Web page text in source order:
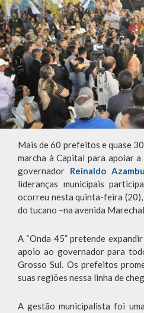
Mais de 60 prefeitos e quase
marcha à Capital para apoiar
governador Reinaldo
lideranças municipais
ocorreu nesta quinta-feira
do tucano –na avenida
A “Onda 45” pretende
apoio ao governador para
Grosso Sul. Os prefeitos
suas regiões nessa linha de
A gestão municipalista foi